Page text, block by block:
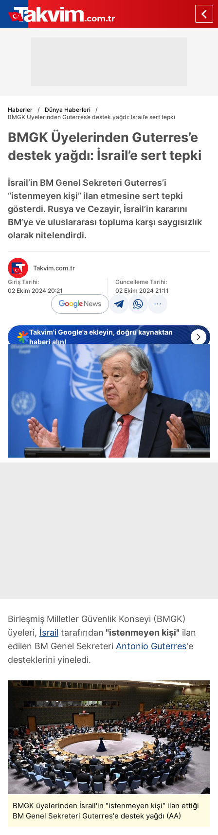
Haberler
Dünya Haberleri
BMGK Üyelerinden Guterres’e destek yağdı: İsrail’e sert tepki
BMGK Üyelerinden Guterres’e
destek yağdı: İsrail’e sert tepki
İsrail’in BM Genel Sekreteri Guterres’i
“istenmeyen kişi” ilan etmesine sert tepki
gösterdi. Rusya ve Cezayir, İsrail’in kararını
BM’ye ve uluslararası topluma karşı saygısızlık
olarak nitelendirdi.
Takvim.com.tr
Giriş Tarihi:
02 Ekim 2024 20:21
Güncelleme Tarihi:
02 Ekim 2024 21:11
Takvim'i Google'a ekleyin, doğru kaynaktan
haberi alın!
Birleşmiş Milletler Güvenlik Konseyi (BMGK)
üyeleri, İsrail tarafından "istenmeyen kişi" ilan
edilen BM Genel Sekreteri Antonio Guterres'e
desteklerini yineledi.
BMGK üyelerinden İsrail'in ʺistenmeyen kişiʺ ilan ettiği
BM Genel Sekreteri Guterres'e destek yağdı (AA)